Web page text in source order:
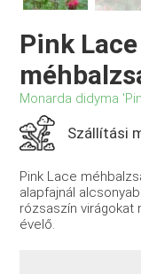
Pink
Monarda didyma
Szállítási
Pink Lace
alapfajnál
rózsaszín
évelő.